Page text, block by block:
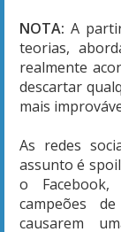
NOTA: A
teorias,
realmente
descartar
mais
As redes
assunto é
o
campeões
causarem